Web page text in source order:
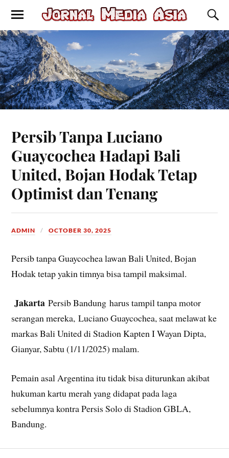
Persib Tanpa Luciano
Guaycochea Hadapi Bali
United, Bojan Hodak Tetap
Optimist dan Tenang
ADMIN OCTOBER 30, 2025
Persib tanpa Guaycochea lawan Bali United, Bojan
Hodak tetap yakin timnya bisa tampil maksimal.
Jakarta Persib Bandung harus tampil tanpa motor
serangan mereka, Luciano Guaycochea, saat melawat ke
markas Bali United di Stadion Kapten I Wayan Dipta,
Gianyar, Sabtu (1/11/2025) malam.
Pemain asal Argentina itu tidak bisa diturunkan akibat
hukuman kartu merah yang didapat pada laga
sebelumnya kontra Persis Solo di Stadion GBLA,
Bandung.